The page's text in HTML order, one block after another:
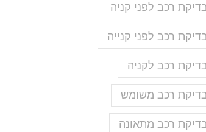
רכב לפני קניה
רכב לפני קנייה
רכב לקניה
רכב משומש
רכב מתאונה